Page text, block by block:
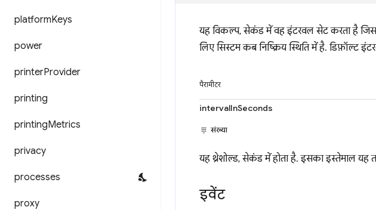
platformKeys
power
printerProvider
printing
printingMetrics
privacy
processes
proxy
यह विकल्प, सेकंड में वह इंटरवल सेट करता है
लिए सिस्टम कब निष्क्रिय स्थिति में है. डिफ़ॉल्ट
पैरामीटर
intervalInSeconds
संख्या
यह थ्रेशोल्ड, सेकंड में होता है. इसका इस्तेमाल यह
इवेंट